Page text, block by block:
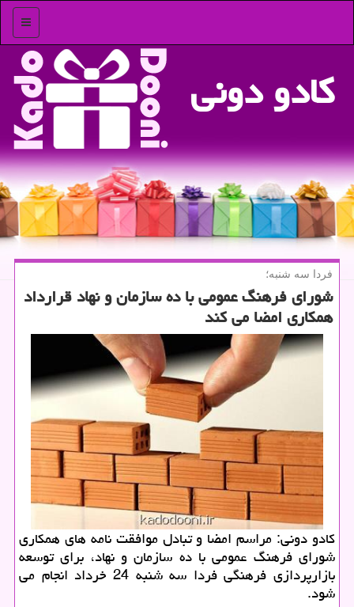
منو
كادو دونی
فردا سه شنبه؛
شورای فرهنگ عمومی با ده سازمان و نهاد قرارداد
همکاری امضا می کند
کادو دونی: مراسم امضا و تبادل موافقت نامه های همکاری
شورای فرهنگ عمومی با ده سازمان و نهاد، برای توسعه
بازارپردازی فرهنگی فردا سه شنبه 24 خرداد انجام می
شود.